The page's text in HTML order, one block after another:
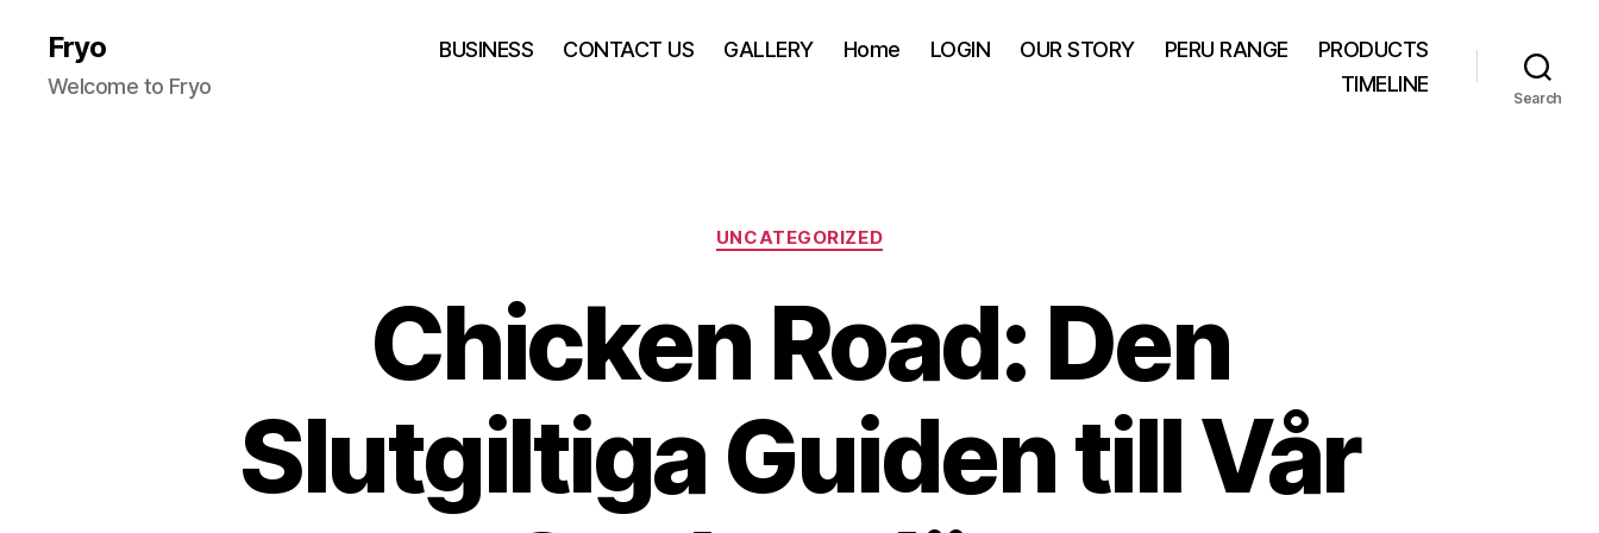
Fryo
Welcome to Fryo
BUSINESS CONTACT US GALLERY Home LOGIN OUR STORY PERU RANGE
PRODUCTS
TIMELINE
Search
Categories
UNCATEGORIZED
Chicken Road: Den
Slutgiltiga Guiden till Vår